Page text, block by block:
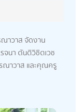
ณาวาส จัดงาน
จนา ตันติวิชิตเวช
ณาวาส และคุณครู